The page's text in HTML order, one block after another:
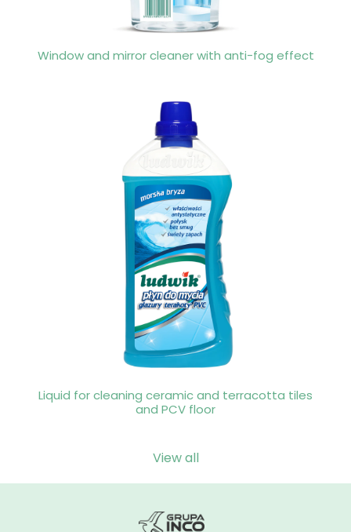
View all
Window and mirror cleaner with anti-fog effect
Liquid for cleaning ceramic and terracotta tiles
and PCV floor